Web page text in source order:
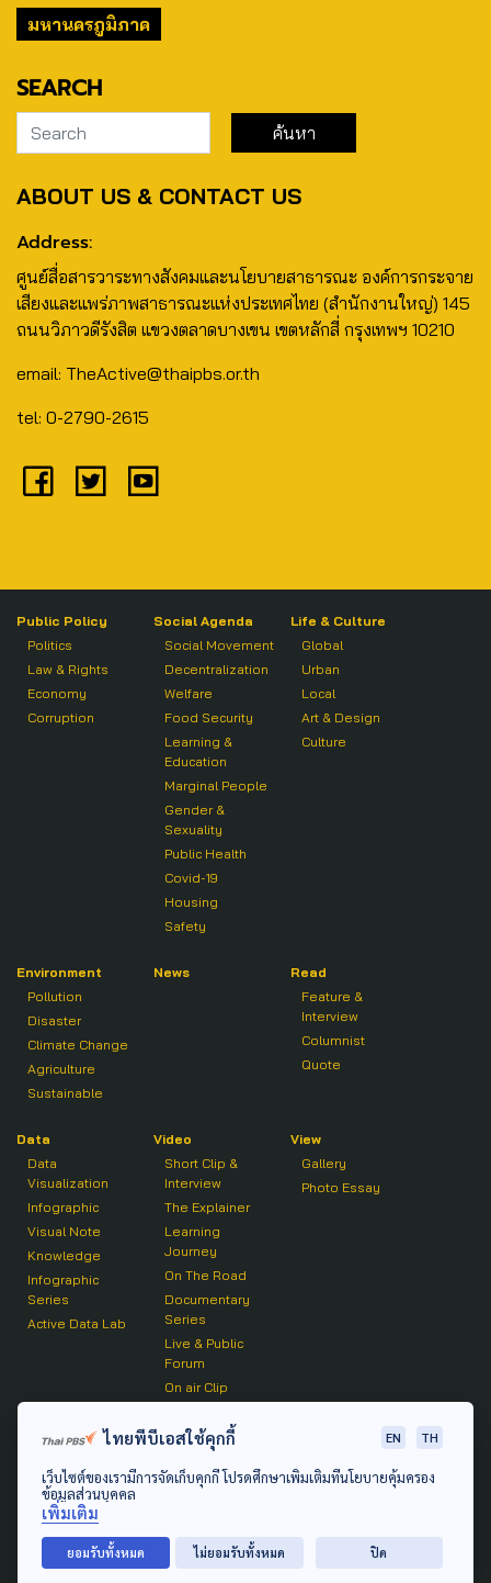
มหานครภูมิภาค
SEARCH
ABOUT US & CONTACT US
Address:
ศูนย์สื่อสารวาระทางสังคมและนโยบายสาธารณะ องค์การกระจาย
เสียงและแพร่ภาพสาธารณะแห่งประเทศไทย (สำนักงานใหญ่) 145
ถนนวิภาวดีรังสิต แขวงตลาดบางเขน เขตหลักสี่ กรุงเทพฯ 10210
email: TheActive@thaipbs.or.th
tel: 0-2790-2615
Public Policy
Politics
Law & Rights
Economy
Corruption
Social Agenda
Social Movement
Decentralization
Welfare
Food Security
Learning &
Education
Marginal People
Gender &
Sexuality
Public Health
Covid-19
Housing
Safety
Life & Culture
Global
Urban
Local
Art & Design
Culture
Environment
Pollution
Disaster
Climate Change
Agriculture
Sustainable
News
Read
Feature &
Interview
Columnist
Quote
Data
Data
Visualization
Infographic
Visual Note
Knowledge
Infographic
Series
Active Data Lab
Video
Short Clip &
Interview
The Explainer
Learning
Journey
On The Road
Documentary
Series
Live & Public
Forum
On air Clip
View
Gallery
Photo Essay
Active Talk
© 2020 องค์การกระจายเสียงและแพร่ภาพสาธารณะแห่ง
ประเทศไทย
ไทยพีบีเอสใช้คุกกี้ EN TH
เว็บไซต์ของเรามีการจัดเก็บคุกกี้ โปรดศึกษาเพิ่มเติมที่นโยบายคุ้มครอง
ข้อมูลส่วนบุคคล
เพิ่มเติม
ยอมรับทั้งหมด ไม่ยอมรับทั้งหมด ปิด